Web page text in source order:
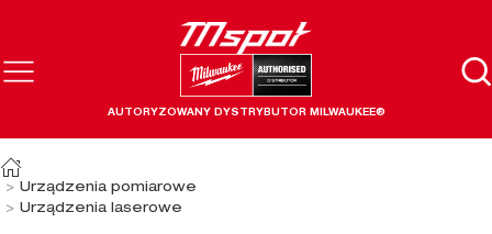
AUTORYZOWANY DYSTRYBUTOR MILWAUKEE®
Urządzenia pomiarowe
Urządzenia laserowe